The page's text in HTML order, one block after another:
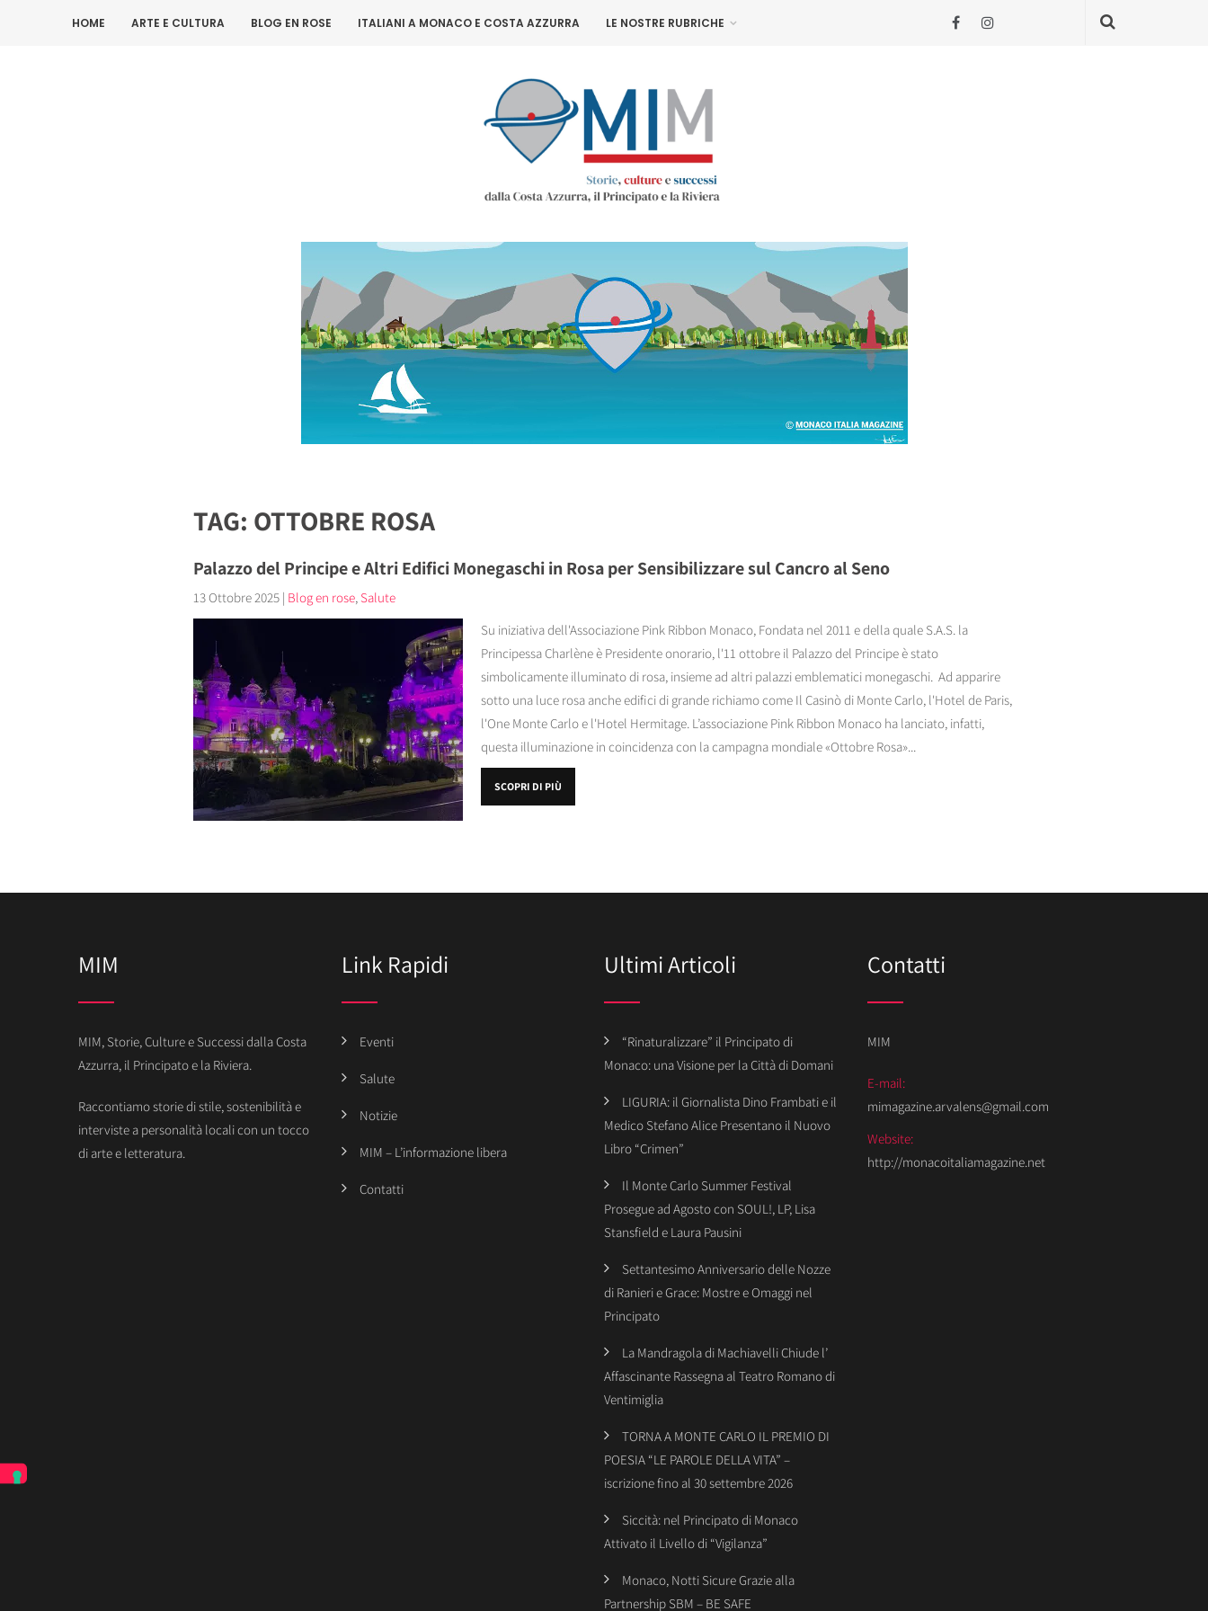
HOME ARTE E CULTURA BLOG EN ROSE ITALIANI A MONACO E COSTA AZZURRA LE NOSTRE RUBRICHE
TAG: OTTOBRE ROSA
Palazzo del Principe e Altri Edifici Monegaschi in Rosa per Sensibilizzare sul Cancro al Seno
13 Ottobre 2025 | Blog en rose, Salute
Su iniziativa dell'Associazione Pink Ribbon Monaco, Fondata nel 2011 e della quale S.A.S. la
Principessa Charlène è Presidente onorario, l'11 ottobre il Palazzo del Principe è stato
simbolicamente illuminato di rosa, insieme ad altri palazzi emblematici monegaschi. Ad apparire
sotto una luce rosa anche edifici di grande richiamo come Il Casinò di Monte Carlo, l'Hotel de Paris,
l'One Monte Carlo e l'Hotel Hermitage. L’associazione Pink Ribbon Monaco ha lanciato, infatti,
questa illuminazione in coincidenza con la campagna mondiale «Ottobre Rosa»...
SCOPRI DI PIÙ
MIM
MIM, Storie, Culture e Successi dalla Costa
Azzurra, il Principato e la Riviera.
Raccontiamo storie di stile, sostenibilità e
interviste a personalità locali con un tocco
di arte e letteratura.
Link Rapidi
Eventi
Salute
Notizie
MIM – L’informazione libera
Contatti
Ultimi Articoli
“Rinaturalizzare” il Principato di
Monaco: una Visione per la Città di Domani
LIGURIA: il Giornalista Dino Frambati e il
Medico Stefano Alice Presentano il Nuovo
Libro “Crimen”
Il Monte Carlo Summer Festival
Prosegue ad Agosto con SOUL!, LP, Lisa
Stansfield e Laura Pausini
Settantesimo Anniversario delle Nozze
di Ranieri e Grace: Mostre e Omaggi nel
Principato
La Mandragola di Machiavelli Chiude l’
Affascinante Rassegna al Teatro Romano di
Ventimiglia
TORNA A MONTE CARLO IL PREMIO DI
POESIA “LE PAROLE DELLA VITA” –
iscrizione fino al 30 settembre 2026
Siccità: nel Principato di Monaco
Attivato il Livello di “Vigilanza”
Monaco, Notti Sicure Grazie alla
Partnership SBM – BE SAFE
Contatti
MIM
E-mail:
mimagazine.arvalens@gmail.com
Website:
http://monacoitaliamagazine.net